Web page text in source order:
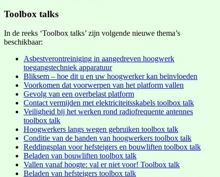
Toolbox talks
In de reeks ‘Toolbox talks’ zijn volgende nieuwe thema’s
beschikbaar:
Asbestverontreiniging in aangedreven hoogwerk
toegangstechniek apparatuur
Bliksem – hoe dit u en uw hoogwerker kan beïnvloeden
Voorkomen dat voorwerpen van het platform vallen
Gevolg van een overbelast platform
Contact vermijden met elektriciteitsskabels toolbox talk
Veiligheid bij het werken rond radiofrequente antennes
toolbox talk
Hoogwerkers langs wegen gebruiken toolbox talk
Conditie van de banden van hoogwerkers toolbox talk
Reddingsplan voor hefsteigers en bouwliften toolbox talk
Beladen van bouwliften toolbox talk
Vallen vanaf hoogte: val er niet voor! Toolbox talk
Beladen van hefsteigers toolbox talk